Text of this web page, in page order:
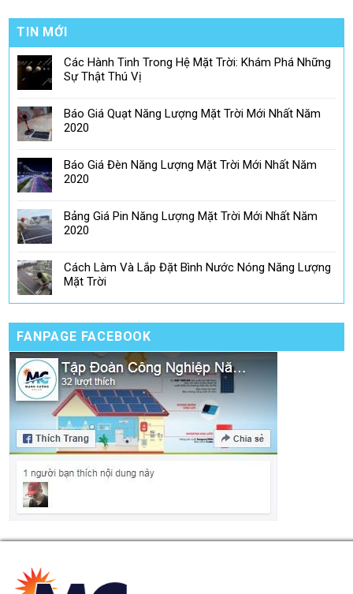
TIN MỚI
Các Hành Tinh Trong Hệ Mặt Trời: Khám Phá Những
Sự Thật Thú Vị
Báo Giá Quạt Năng Lượng Mặt Trời Mới Nhất Năm
2020
Báo Giá Đèn Năng Lượng Mặt Trời Mới Nhất Năm
2020
Bảng Giá Pin Năng Lượng Mặt Trời Mới Nhất Năm
2020
Cách Làm Và Lắp Đặt Bình Nước Nóng Năng Lượng
Mặt Trời
FANPAGE FACEBOOK